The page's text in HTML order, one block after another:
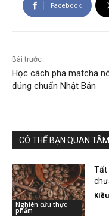
Facebook
Bài trước
Học cách pha matcha
đúng chuẩn Nhật Bản
CÓ THỂ BẠN QUAN TÂM
Nghiên cứu thực
phẩm
Tất